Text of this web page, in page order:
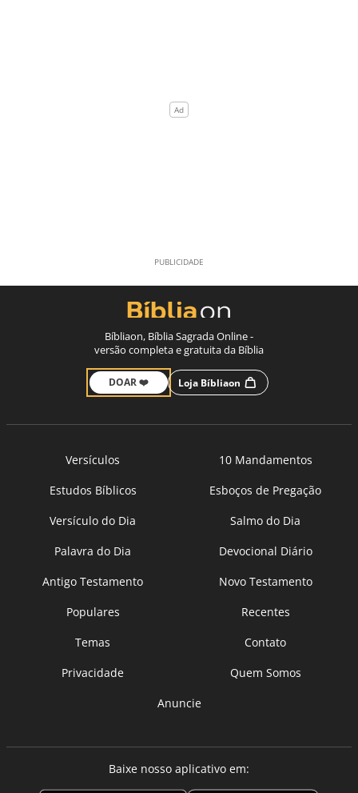
Bíbliaon, Bíblia Sagrada Online -
versão completa e gratuita da Bíblia
DOAR ❤️ Loja Bíbliaon
Versículos
10 Mandamentos
Estudos Bíblicos
Esboços de Pregação
Versículo do Dia
Salmo do Dia
Palavra do Dia
Devocional Diário
Antigo Testamento
Novo Testamento
Populares
Recentes
Temas
Contato
Privacidade
Quem Somos
Anuncie
Baixe nosso aplicativo em: